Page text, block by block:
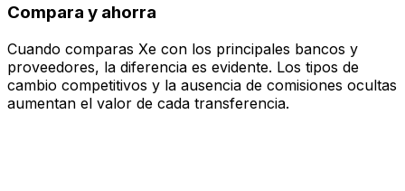
Compara y ahorra
Cuando comparas Xe con los principales bancos y
proveedores, la diferencia es evidente. Los tipos de
cambio competitivos y la ausencia de comisiones ocultas
aumentan el valor de cada transferencia.